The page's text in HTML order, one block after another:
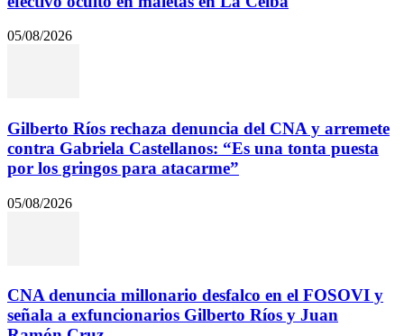
05/08/2026
Gilberto Ríos rechaza denuncia del CNA y arremete
contra Gabriela Castellanos: “Es una tonta puesta
por los gringos para atacarme”
05/08/2026
CNA denuncia millonario desfalco en el FOSOVI y
señala a exfuncionarios Gilberto Ríos y Juan